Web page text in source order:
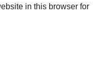
in this browser for